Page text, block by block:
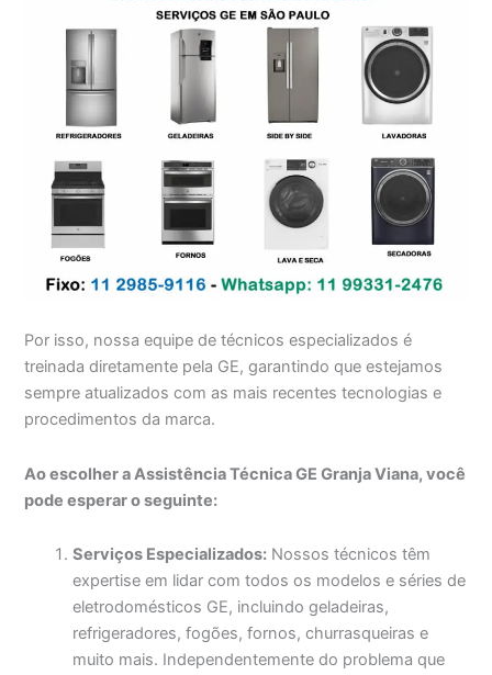
Por isso, nossa equipe de técnicos especializados é
treinada diretamente pela GE, garantindo que estejamos
sempre atualizados com as mais recentes tecnologias e
procedimentos da marca.
Ao escolher a Assistência Técnica GE Granja Viana, você
pode esperar o seguinte:
Serviços Especializados: Nossos técnicos têm
expertise em lidar com todos os modelos e séries de
eletrodomésticos GE, incluindo geladeiras,
refrigeradores, fogões, fornos, churrasqueiras e
muito mais. Independentemente do problema que